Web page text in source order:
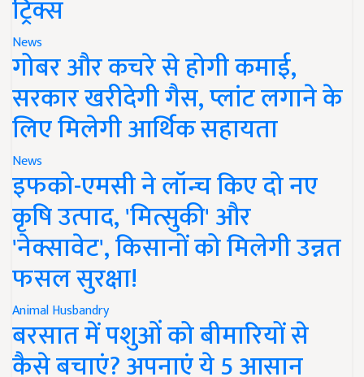
ट्रिक्स
News
गोबर और कचरे से होगी कमाई,
सरकार खरीदेगी गैस, प्लांट लगाने के
लिए मिलेगी आर्थिक सहायता
News
इफको-एमसी ने लॉन्च किए दो नए
कृषि उत्पाद, 'मित्सुकी' और
'नेक्सावेट', किसानों को मिलेगी उन्नत
फसल सुरक्षा!
Animal Husbandry
बरसात में पशुओं को बीमारियों से
कैसे बचाएं? अपनाएं ये 5 आसान